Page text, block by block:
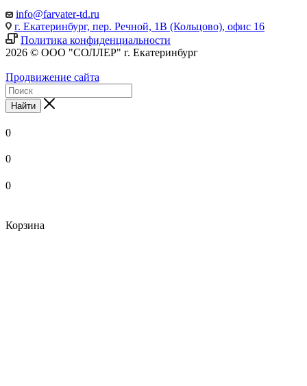
info@farvater-td.ru
г. Екатеринбург, пер. Речной, 1В (Кольцово), офис 16
Политика конфиденциальности
2026 © ООО "СОЛЛЕР" г. Екатеринбург
Продвижение сайта
Найти
0
0
0
Корзина